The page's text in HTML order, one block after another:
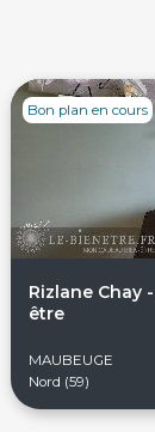
Rizlane Chay
être
MAUBEUGE
Nord (59)
Bon plan en cours